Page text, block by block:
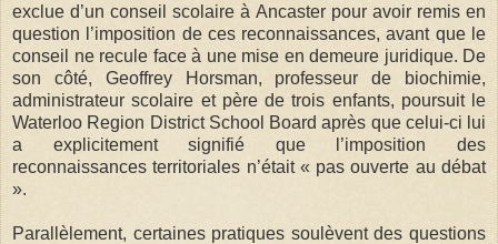
exclue d’un conseil scolaire à Ancaster pour avoir remis en
question l’imposition de ces reconnaissances, avant que le
conseil ne recule face à une mise en demeure juridique. De
son côté, Geoffrey Horsman, professeur de biochimie,
administrateur scolaire et père de trois enfants, poursuit le
Waterloo Region District School Board après que celui-ci lui
a explicitement signifié que l’imposition des
reconnaissances territoriales n’était « pas ouverte au débat
».
Parallèlement, certaines pratiques soulèvent des questions